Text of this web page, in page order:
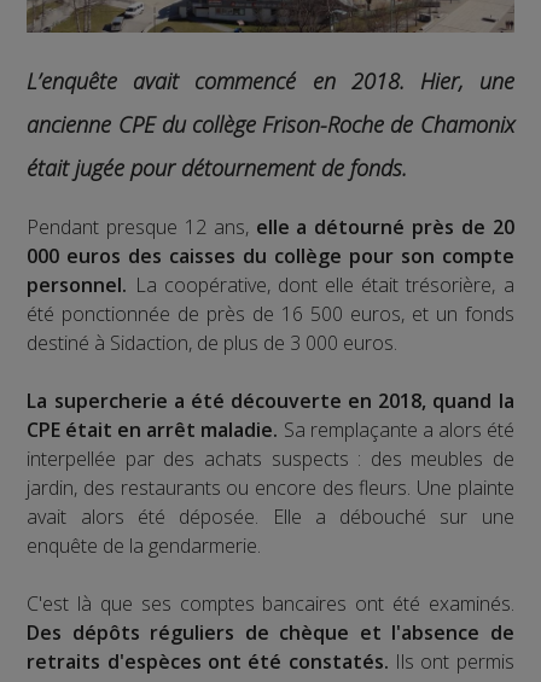
L’enquête avait commencé en 2018. Hier, une
ancienne CPE du collège Frison-Roche de Chamonix
était jugée pour détournement de fonds.
Pendant presque 12 ans, elle a détourné près de 20
000 euros des caisses du collège pour son compte
personnel. La coopérative, dont elle était trésorière, a
été ponctionnée de près de 16 500 euros, et un fonds
destiné à Sidaction, de plus de 3 000 euros.
La supercherie a été découverte en 2018, quand la
CPE était en arrêt maladie. Sa remplaçante a alors été
interpellée par des achats suspects : des meubles de
jardin, des restaurants ou encore des fleurs. Une plainte
avait alors été déposée. Elle a débouché sur une
enquête de la gendarmerie.
C'est là que ses comptes bancaires ont été examinés.
Des dépôts réguliers de chèque et l'absence de
retraits d'espèces ont été constatés. Ils ont permis